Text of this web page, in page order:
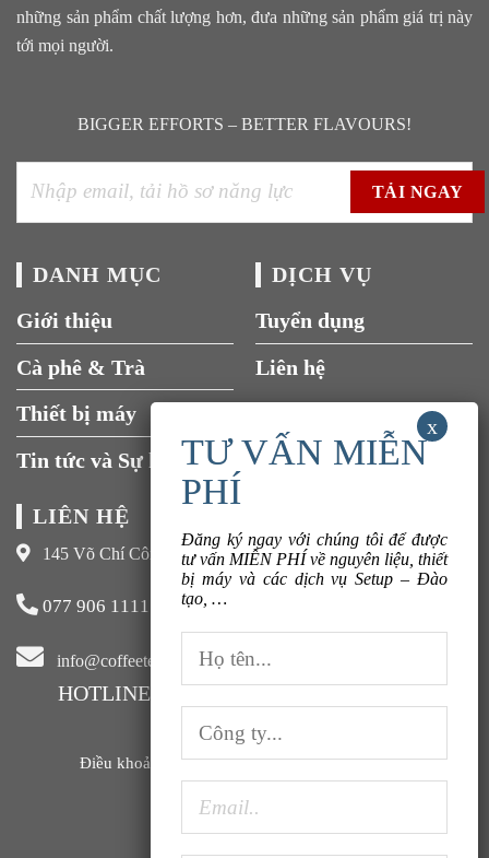
những sản phẩm chất lượng hơn, đưa những sản phẩm giá trị này
tới mọi người.
BIGGER EFFORTS – BETTER FLAVOURS!
DANH MỤC
Giới thiệu
Cà phê & Trà
Thiết bị máy
Tin tức và Sự kiện
DỊCH VỤ
Tuyển dụng
Liên hệ
LIÊN HỆ
145 Võ Chí Công, Xuân La, Tây Hồ, Hà Nội
077 906 1111
info@coffeeteavn.com
HOTLINE KINH DOANH:077 906 1111
Điều khoản sử dụng |Chính sách bảo mật |FAQ
Đăng ký ngay với chúng tôi để được
tư vấn MIỄN PHÍ về nguyên liệu, thiết
bị máy và các dịch vụ Setup – Đào
tạo, …